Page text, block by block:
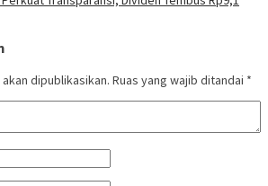
dipublikasikan. Ruas yang wajib ditandai *